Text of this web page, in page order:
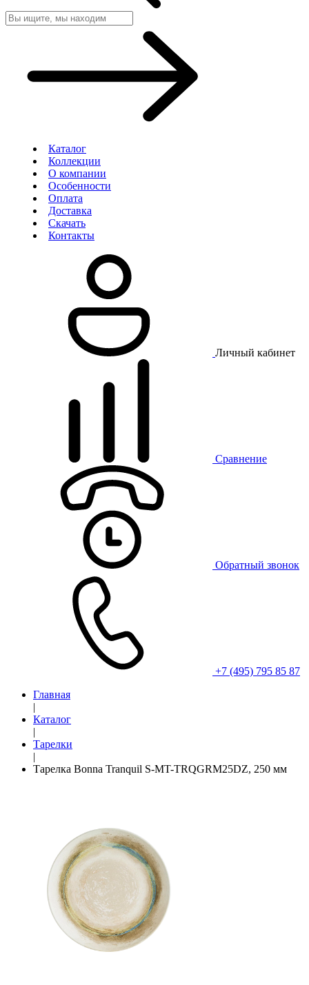
Каталог
Коллекции
О компании
Особенности
Оплата
Доставка
Скачать
Контакты
Личный кабинет
Сравнение
Обратный звонок
+7 (495) 795 85 87
Главная
|
Каталог
|
Тарелки
|
Тарелка Bonna Tranquil S-MT-TRQGRM25DZ, 250 мм